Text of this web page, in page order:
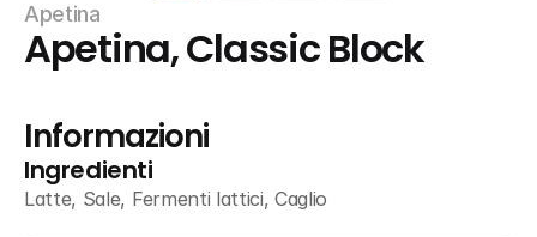
Apetina
Apetina, Classic Block
Informazioni
Ingredienti
Latte, Sale, Fermenti lattici, Caglio